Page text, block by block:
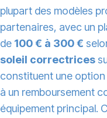
plupart des modèles
partenaires, avec un
de 100 € à 300 €
soleil correctrices
constituent une
à un remboursement
équipement principal.